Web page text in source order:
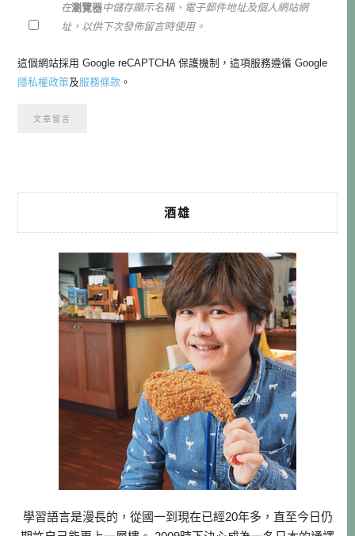
在瀏覽器中儲存顯示名稱、電子郵件地址及個人網站網
址，以供下次發佈留言時使用。
這個網站採用 Google reCAPTCHA 保護機制，這項服務遵循 Google
隱私權政策及服務條款 。
酒雄
學習語言是漫長的，從國一到現在已經20年多，直至今日仍